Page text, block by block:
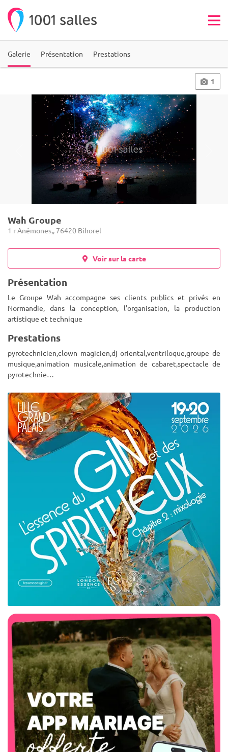
Galerie Présentation Prestations
1
Wah Groupe
1 r Anémones,, 76420 Bihorel
Voir sur la carte
Présentation
Le Groupe Wah accompagne ses clients publics et privés en
Normandie, dans la conception, l'organisation, la production
artistique et technique
Prestations
pyrotechnicien,clown magicien,dj oriental,ventriloque,groupe de
musique,animation musicale,animation de cabaret,spectacle de
pyrotechnie…